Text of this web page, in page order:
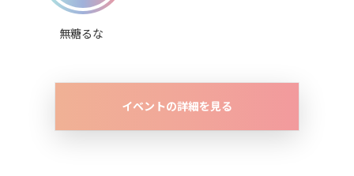
無糖るな
イベントの詳細を見る